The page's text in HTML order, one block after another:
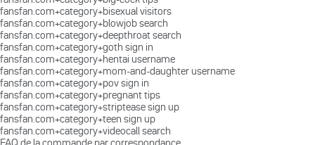
fansfan.com+category+bisexual visitors
fansfan.com+category+blowjob search
fansfan.com+category+deepthroat search
fansfan.com+category+goth sign in
fansfan.com+category+hentai username
fansfan.com+category+mom-and-daughter username
fansfan.com+category+pov sign in
fansfan.com+category+pregnant tips
fansfan.com+category+striptease sign up
fansfan.com+category+teen sign up
fansfan.com+category+videocall search
FAQ de la commande par correspondance